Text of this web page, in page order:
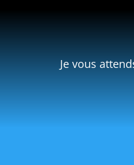
Je vous